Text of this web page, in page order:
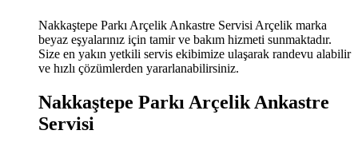
Nakkaştepe Parkı Arçelik Ankastre Servisi Arçelik marka
beyaz eşyalarınız için tamir ve bakım hizmeti sunmaktadır.
Size en yakın yetkili servis ekibimize ulaşarak randevu alabilir
ve hızlı çözümlerden yararlanabilirsiniz.
Nakkaştepe Parkı Arçelik Ankastre
Servisi